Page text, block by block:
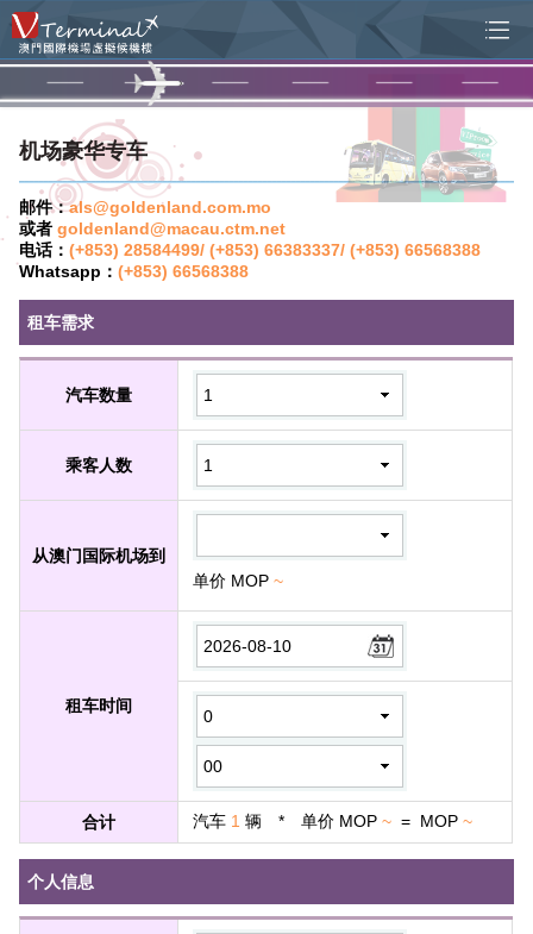
机场豪华专车
邮件：als@goldenland.com.mo
或者goldenland@macau.ctm.net
电话：(+853) 28584499/ (+853) 66383337/ (+853) 66568388
Whatsapp：(+853) 66568388
租车需求
汽车数量
乘客人数
从澳门国际机场到
单价 MOP~
租车时间
合计 汽车 1辆 * 单价 MOP~ = MOP~
个人信息